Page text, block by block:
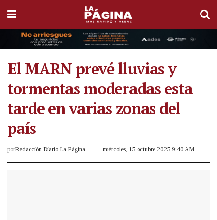
El MARN prevé lluvias y
tormentas moderadas esta
tarde en varias zonas del
país
porRedacción Diario La Página miércoles, 15 octubre 2025 9:40 AM